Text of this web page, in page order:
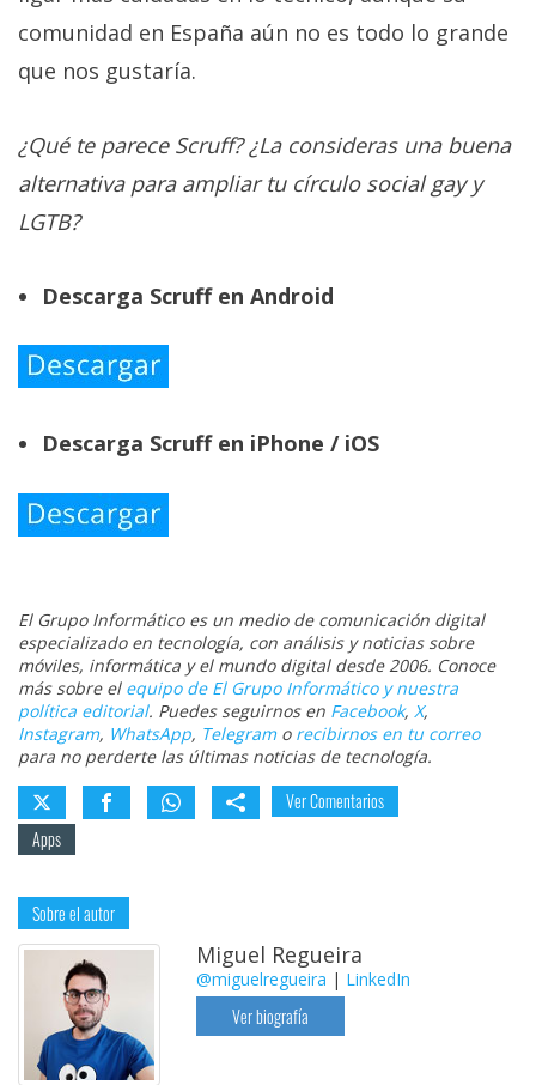
comunidad en España aún no es todo lo grande
que nos gustaría.
¿Qué te parece Scruff? ¿La consideras una buena
alternativa para ampliar tu círculo social gay y
LGTB?
Descarga Scruff en Android
Descarga Scruff en iPhone / iOS
El Grupo Informático es un medio de comunicación digital
especializado en tecnología, con análisis y noticias sobre
móviles, informática y el mundo digital desde 2006. Conoce
más sobre el equipo de El Grupo Informático y nuestra
política editorial. Puedes seguirnos en Facebook, X,
Instagram, WhatsApp, Telegramo recibirnos en tu correo
para no perderte las últimas noticias de tecnología.
Ver Comentarios
Apps
Sobre el autor
Miguel Regueira
@miguelregueira | LinkedIn
Ver biografía